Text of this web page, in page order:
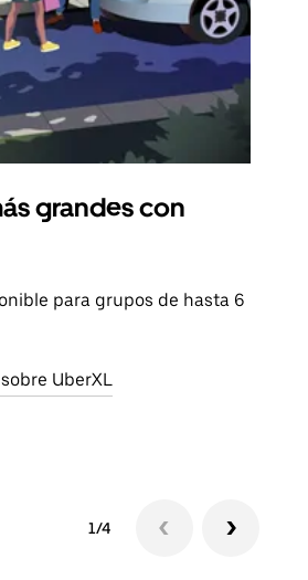
grandes con
para grupos de hasta 6
UberXL
1/4